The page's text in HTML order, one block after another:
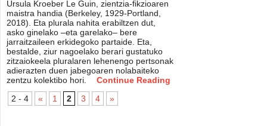
Ursula Kroeber Le Guin, zientzia-fikzioaren
maistra handia (Berkeley, 1929-Portland,
2018). Eta plurala nahita erabiltzen dut,
asko ginelako –eta garelako– bere
jarraitzaileen erkidegoko partaide. Eta,
bestalde, ziur nagoelako berari gustatuko
zitzaiokeela pluralaren lehenengo pertsonak
adierazten duen jabegoaren nolabaiteko
zentzu kolektibo hori.
Continue Reading
2 - 4
« 1 2 3 4 »